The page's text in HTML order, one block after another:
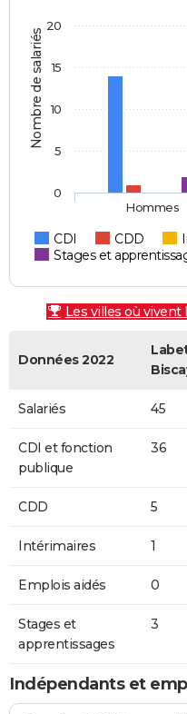
Nombre de salariés
CDI CDD
Stages et
Hommes
0
5
10
15
20
Les villes où vivent
Données 2022
Salariés 45
CDI et fonction
publique
36
CDD 5
Intérimaires 1
Emplois aidés 0
Stages et
apprentissages
3
Indépendants et